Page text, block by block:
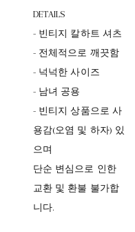
DETAILS
- 빈티지 칼하트 셔츠
- 전체적으로 깨끗함
- 넉넉한 사이즈
- 남녀 공용
- 빈티지 상품으로 사
용감(오염 및 하자) 있
으며
단순 변심으로 인한
교환 및 환불 불가합
니다.